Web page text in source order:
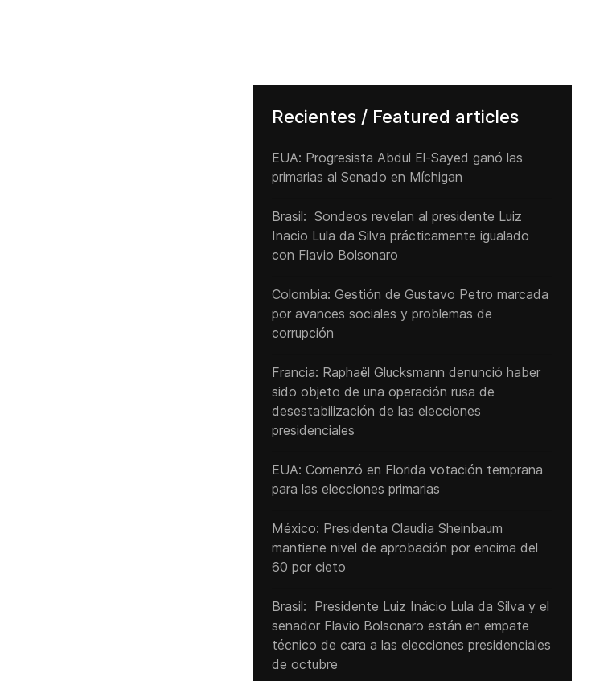
Recientes / Featured articles
EUA: Progresista Abdul El-Sayed ganó las
primarias al Senado ‌en Míchigan
Brasil: Sondeos revelan al presidente Luiz
Inacio Lula da Silva prácticamente igualado
con Flavio Bolsonaro
Colombia: Gestión de Gustavo Petro marcada
por avances sociales y problemas de
corrupción
Francia: Raphaël Glucksmann denunció haber
sido objeto de una operación rusa de
desestabilización de las elecciones
presidenciales
EUA: Comenzó en Florida votación temprana
para las elecciones primarias
México: Presidenta Claudia Sheinbaum
mantiene nivel de aprobación por encima del
60 por cieto
Brasil: Presidente Luiz Inácio Lula da Silva y el
senador Flavio ‌Bolsonaro están en empate
técnico de cara a las ‌elecciones presidenciales
de octubre